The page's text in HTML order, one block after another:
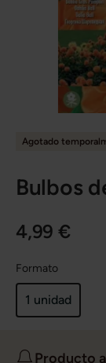
Agotado
Bulbos
4,99 €
Formato
1 unidad
Producto